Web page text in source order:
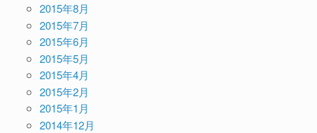
2015年8月
2015年7月
2015年6月
2015年5月
2015年4月
2015年2月
2015年1月
2014年12月